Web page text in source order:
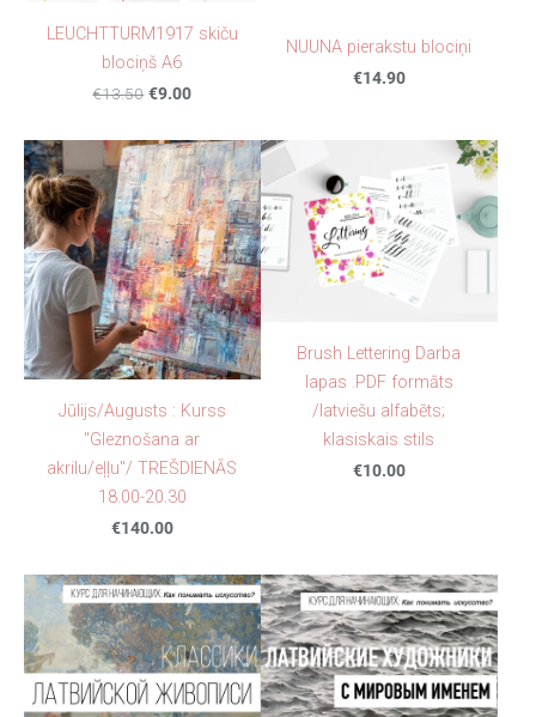
LEUCHTTURM1917 skiču
blociņš A6
€13.50 €9.00
NUUNA pierakstu blociņi
€14.90
Jūlijs/Augusts : Kurss
"Gleznošana ar
akrilu/eļļu"/ TREŠDIENĀS
18.00-20.30
€140.00
Brush Lettering Darba
lapas .PDF formāts
/latviešu alfabēts;
klasiskais stils
€10.00